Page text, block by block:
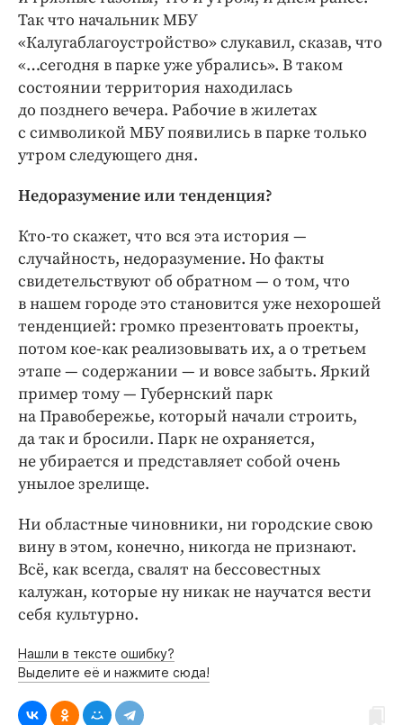
Так что начальник МБУ
«Калугаблагоустройство» слукавил, сказав, что
«…сегодня в парке уже убрались». В таком
состоянии территория находилась
до позднего вечера. Рабочие в жилетах
с символикой МБУ появились в парке только
утром следующего дня.
Недоразумение или тенденция?
Кто-то скажет, что вся эта история — ​
случайность, недоразумение. Но факты
свидетельствуют об обратном — ​о том, что
в нашем городе это становится уже нехорошей
тенденцией: громко презентовать проекты,
потом кое-как реализовывать их, а о третьем
этапе — ​содержании — ​и вовсе забыть. Яркий
пример тому — ​Губернский парк
на Правобережье, который начали строить,
да так и бросили. Парк не охраняется,
не убирается и представляет собой очень
унылое зрелище.
Ни областные чиновники, ни городские свою
вину в этом, конечно, никогда не признают.
Всё, как всегда, свалят на бессовестных
калужан, которые ну никак не научатся вести
себя культурно.
Нашли в тексте ошибку?
Выделите её и нажмите сюда!